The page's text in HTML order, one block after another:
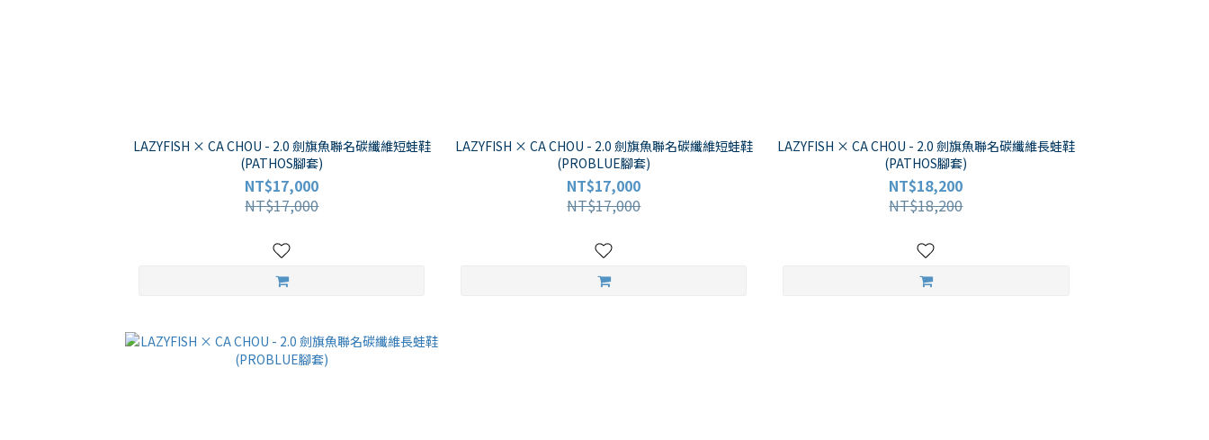
LAZYFISH × CA CHOU - 2.0 劍旗魚聯名碳纖維短蛙鞋
(PATHOS腳套)
NT$17,000
NT$17,000
LAZYFISH × CA CHOU - 2.0 劍旗魚聯名碳纖維短蛙鞋
(PROBLUE腳套)
NT$17,000
NT$17,000
LAZYFISH × CA CHOU - 2.0 劍旗魚聯名碳纖維長蛙鞋
(PATHOS腳套)
NT$18,200
NT$18,200